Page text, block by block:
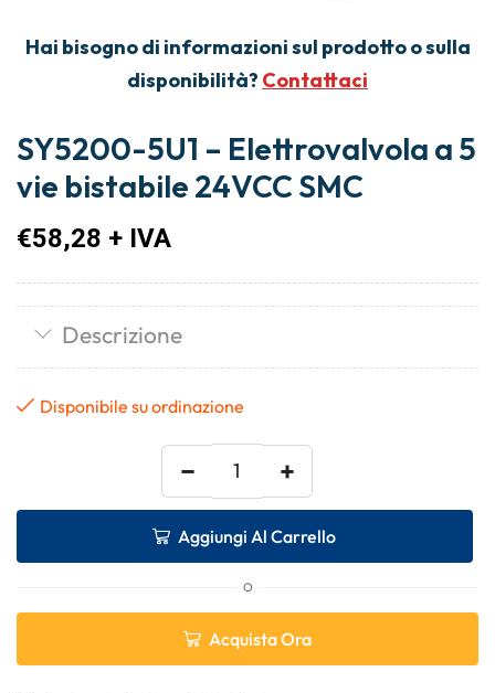
Hai bisogno di informazioni sul prodotto o sulla
disponibilità? Contattaci
SY5200-5U1 – Elettrovalvola a 5
vie bistabile 24VCC SMC
€58,28 + IVA
Descrizione
Disponibile su ordinazione
− +
Aggiungi Al Carrello
O
Acquista Ora